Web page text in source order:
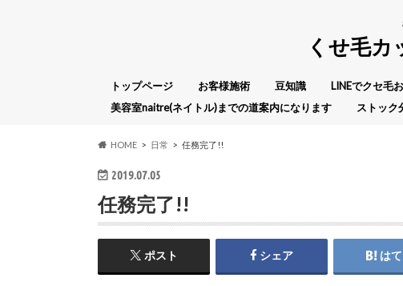
くせ毛カ
トップページ お客様施術 豆知識 LINEでクセ毛
美容室naitre(ネイトル)までの道案内になります
ストック
HOME 日常 任務完了!!
2019.07.05
任務完了!!
ポスト シェア は